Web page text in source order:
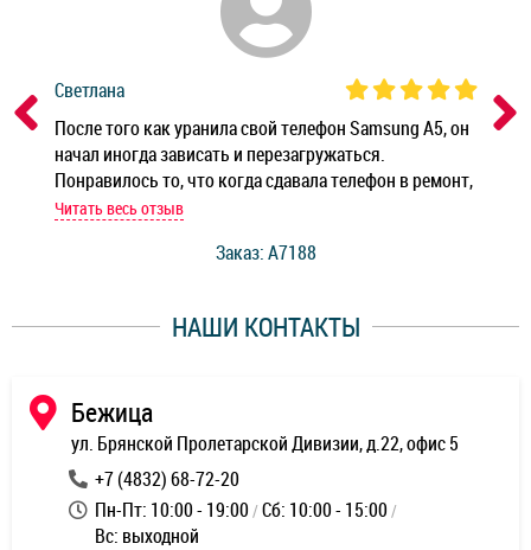
Светлана
После того как уранила свой телефон Samsung A5, он
начал иногда зависать и перезагружаться.
Понравилось то, что когда сдавала телефон в ремонт,
мастер при мне сделал быструю диагностику и сказал
работы и оперативность!
Читать весь отзыв
Заказ: A7188
НАШИ КОНТАКТЫ
Бежица
ул. Брянской Пролетарской Дивизии, д.22, офис 5
+7 (4832) 68-72-20
Пн-Пт: 10:00 - 19:00 Сб: 10:00 - 15:00
Вс: выходной